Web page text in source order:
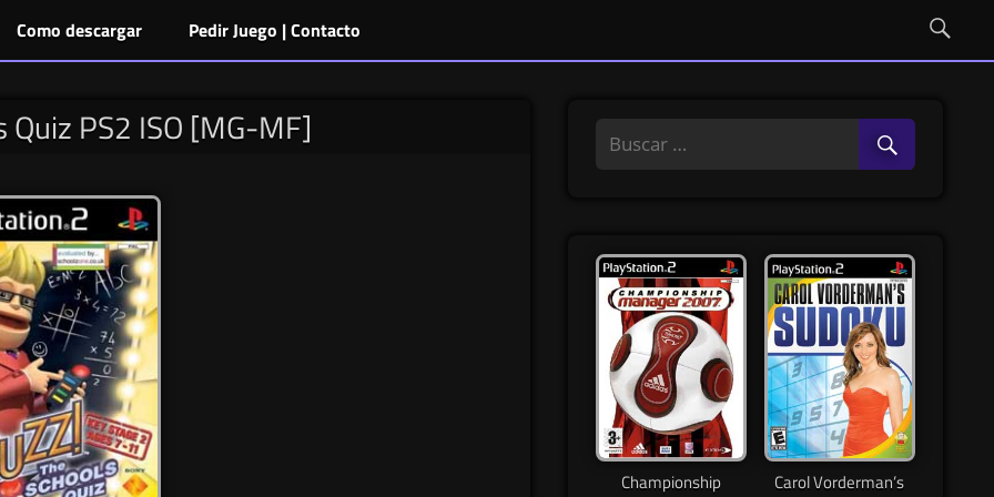
Como descargar Pedir Juego | Contacto
Quiz PS2 ISO [MG-MF]
Championship
Carol Vorderman’s